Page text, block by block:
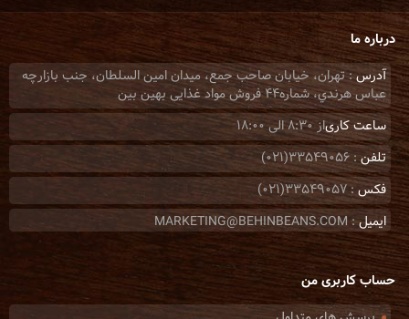
درباره ما
آدرس: تهران، خيابان صاحب جمع، ميدان امين السلطان، جنب بازارچه
عباس هرندي، شماره44 فروش مواد غذایی بهین بین
ساعت کاریاز 8:30 الی 18:00
تلفن : 33549056(021)
فکس: 33549057(021)
ایمیل: MARKETING@BEHINBEANS.COM
حساب کاربری من